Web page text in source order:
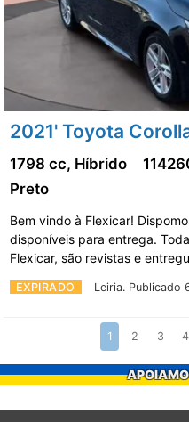
2021' Toyota
EXPIRADO Leiria. Publicado
1798 cc, Híbrido
Preto
Bem vindo à Flexicar!
disponíveis para entrega.
Flexicar, são revistas e
1 2 3 4